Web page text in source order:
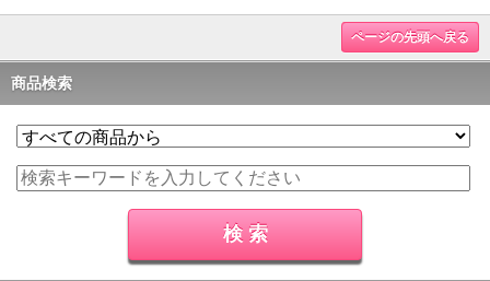
ページの先頭へ戻る
商品検索